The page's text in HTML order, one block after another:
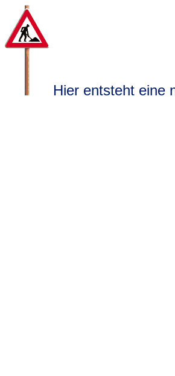
Hier entsteht eine